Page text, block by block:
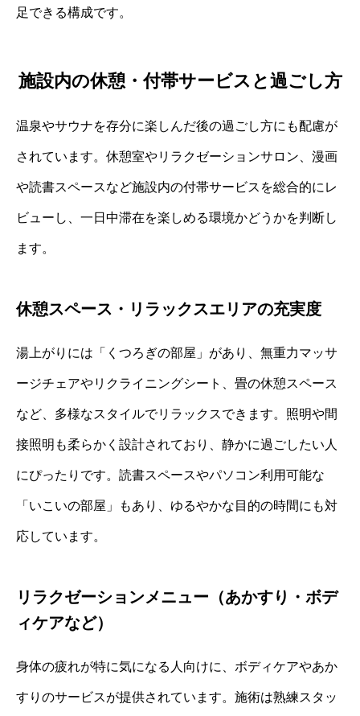
足できる構成です。
施設内の休憩・付帯サービスと過ごし方
温泉やサウナを存分に楽しんだ後の過ごし方にも配慮が
されています。休憩室やリラクゼーションサロン、漫画
や読書スペースなど施設内の付帯サービスを総合的にレ
ビューし、一日中滞在を楽しめる環境かどうかを判断し
ます。
休憩スペース・リラックスエリアの充実度
湯上がりには「くつろぎの部屋」があり、無重力マッサ
ージチェアやリクライニングシート、畳の休憩スペース
など、多様なスタイルでリラックスできます。照明や間
接照明も柔らかく設計されており、静かに過ごしたい人
にぴったりです。読書スペースやパソコン利用可能な
「いこいの部屋」もあり、ゆるやかな目的の時間にも対
応しています。
リラクゼーションメニュー（あかすり・ボデ
ィケアなど）
身体の疲れが特に気になる人向けに、ボディケアやあか
すりのサービスが提供されています。施術は熟練スタッ